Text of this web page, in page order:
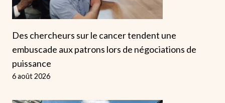
Des chercheurs sur le cancer tendent une
embuscade aux patrons lors de négociations de
puissance
6 août 2026